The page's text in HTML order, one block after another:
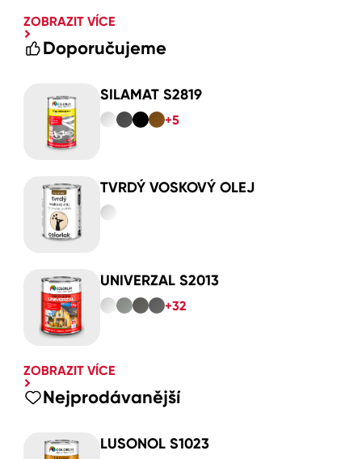
ZOBRAZIT VÍCE
Doporučujeme
SILAMAT S2819
+5
TVRDÝ VOSKOVÝ OLEJ
UNIVERZAL S2013
+32
ZOBRAZIT VÍCE
Nejprodávanější
LUSONOL S1023